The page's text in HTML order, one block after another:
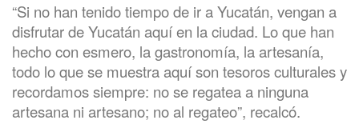
“Si no han tenido tiempo de ir a Yucatán, vengan a
disfrutar de Yucatán aquí en la ciudad. Lo que han
hecho con esmero, la gastronomía, la artesanía,
todo lo que se muestra aquí son tesoros culturales y
recordamos siempre: no se regatea a ninguna
artesana ni artesano; no al regateo”, recalcó.